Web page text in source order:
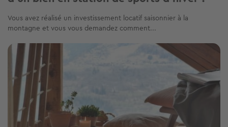
Vous avez réalisé un investissement locatif saisonnier à la
montagne et vous vous demandez comment...
Image